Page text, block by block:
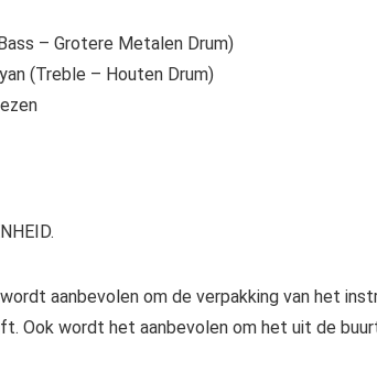
– Grotere Metalen Drum)
(Treble – Houten Drum)
aanbevolen om de verpakking van het
Ook wordt het aanbevolen om het uit de